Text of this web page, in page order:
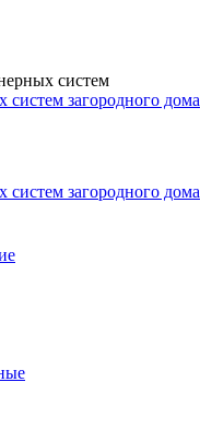
систем
загородного дома
загородного дома